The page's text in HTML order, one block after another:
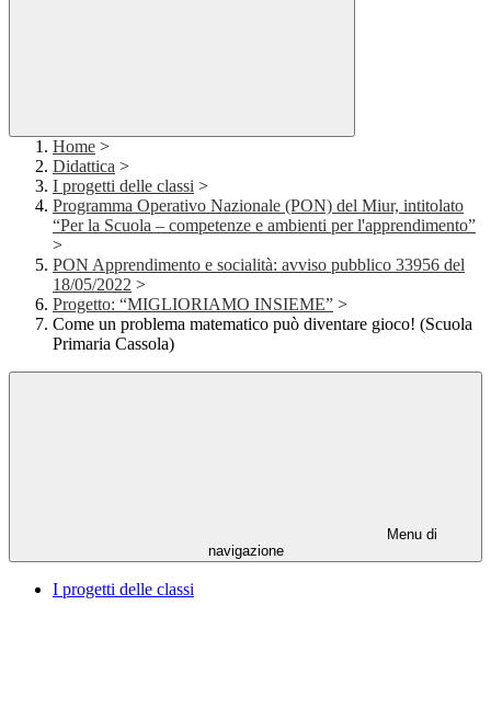
Home >
Didattica >
I progetti delle classi >
Programma Operativo Nazionale (PON) del Miur, intitolato
“Per la Scuola – competenze e ambienti per l'apprendimento”
>
PON Apprendimento e socialità: avviso pubblico 33956 del
18/05/2022 >
Progetto: “MIGLIORIAMO INSIEME” >
Come un problema matematico può diventare gioco! (Scuola
Primaria Cassola)
Menu di
navigazione
I progetti delle classi